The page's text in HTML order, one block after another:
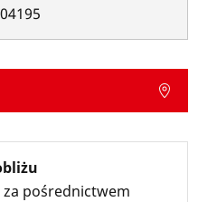
pośrednictwem